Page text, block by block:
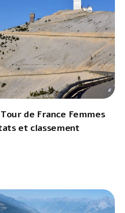
de France Femmes
et classement